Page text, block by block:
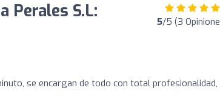
Perales S.L:
5/5 (3
se encargan de todo con total profesionalidad,